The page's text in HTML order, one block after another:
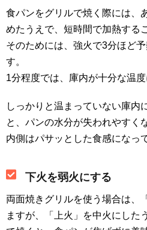
食パンをグリルで焼く際には、
めたうえで、短時間で加熱する
そのためには、強火で3分ほど
す。
1分程度では、庫内が十分な温度
しっかりと温まっていない庫内
と、パンの水分が失われやすく
内側はパサッとした食感になっ
下火を弱火にする
両面焼きグリルを使う場合は、
ますが、「上火」を中火にした